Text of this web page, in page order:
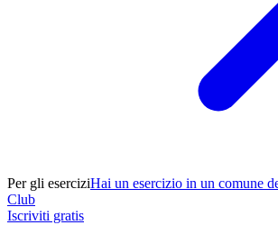
Per gli eserciziHai un esercizio in un comune
Club
Iscriviti gratis